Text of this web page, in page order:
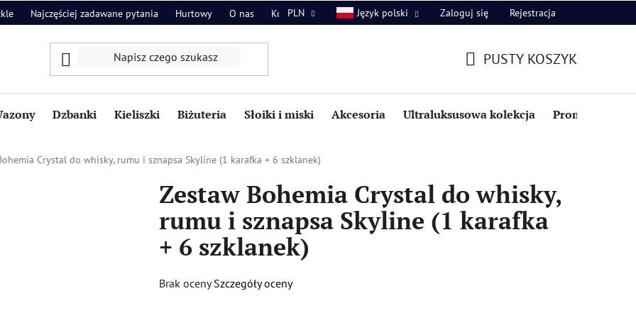
Najczęściej zadawane pytania Hurtowy O nas Kontakt
PLN Język polski Zaloguj się Rejestracja
PUSTY KOSZYK
Dzbanki Kieliszki Biżuteria Słoiki i miski Akcesoria Ultraluksusowa kolekcja Promocje i
Crystal do whisky, rumu i sznapsa Skyline (1 karafka + 6 szklanek)
Zestaw Bohemia Crystal do whisky,
rumu i sznapsa Skyline (1 karafka
+ 6 szklanek)
Średnia
Brak oceny Szczegóły oceny